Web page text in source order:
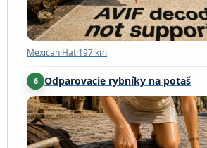
Mexican Hat·197 km
6 Odparovacie rybníky na potaš
Moab·200 km